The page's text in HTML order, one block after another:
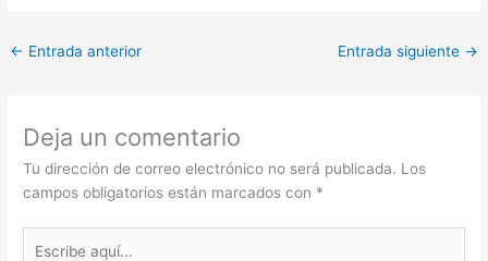
← Entrada anterior Entrada siguiente →
Deja un comentario
Tu dirección de correo electrónico no será publicada. Los
campos obligatorios están marcados con *